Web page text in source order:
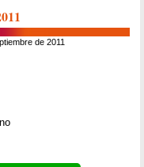
de 2011